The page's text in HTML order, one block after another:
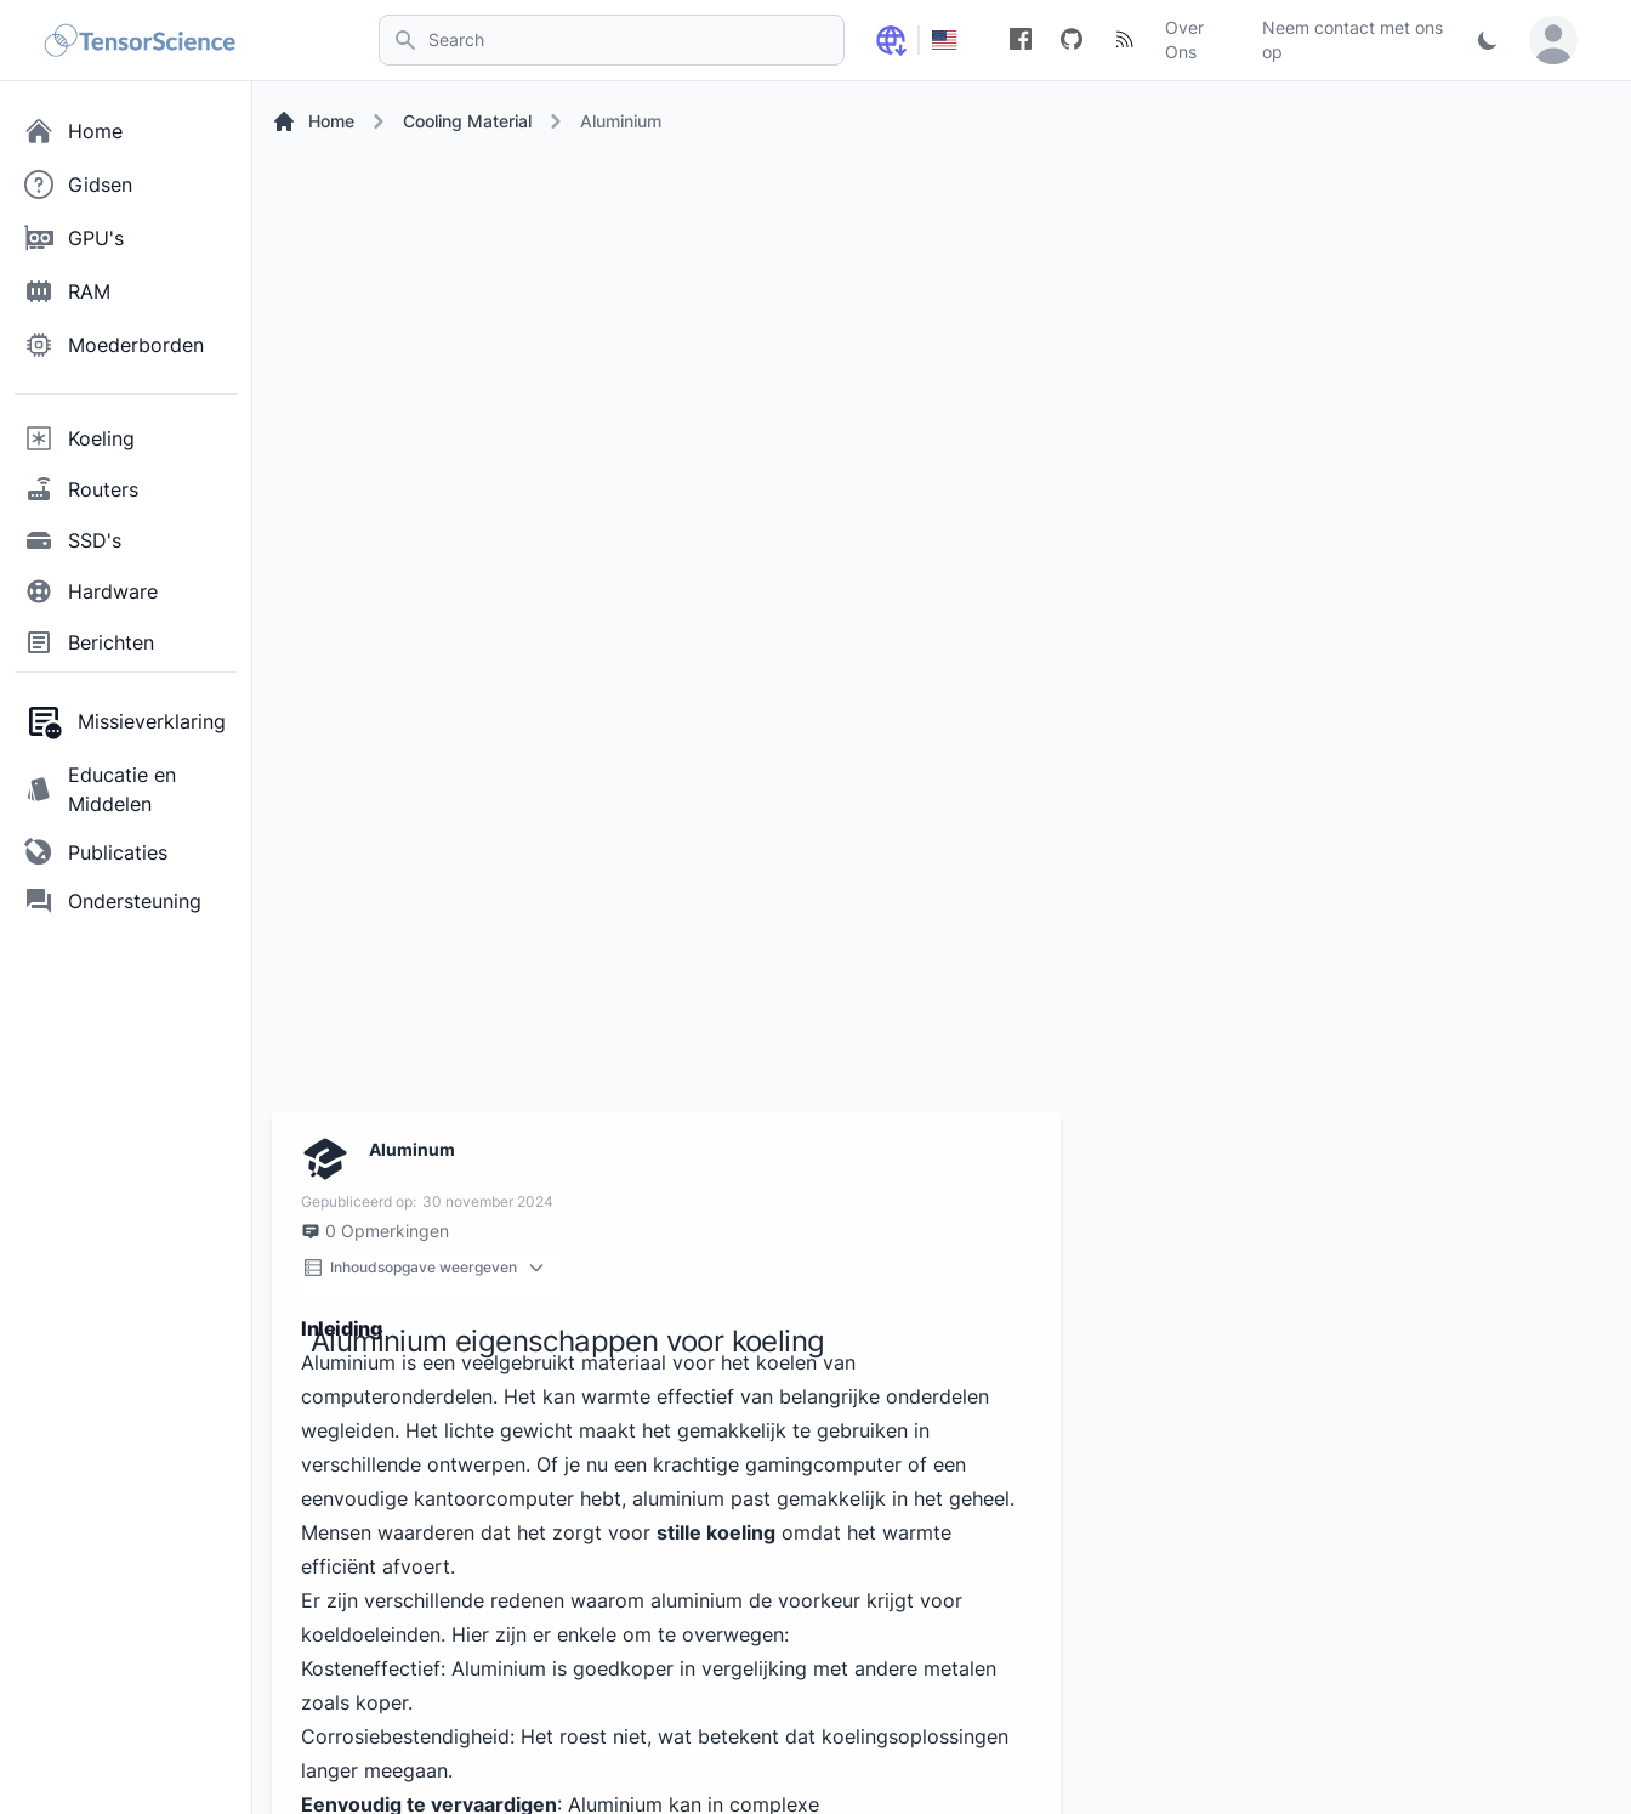
Search
Over
Ons
Neem contact met ons
op
Sign in /
Home
Gidsen
GPU's
RAM
Moederborden
Koeling
Routers
SSD's
Hardware
Berichten
Missieverklaring
Educatie en
Middelen
Publicaties
Ondersteuning
Home Cooling Material Aluminium
Aluminum
Gepubliceerd op: 30 november 2024
0 Opmerkingen
Inhoudsopgave weergeven
Inleiding
Aluminium eigenschappen voor koeling
Aluminium is een veelgebruikt materiaal voor het koelen van
computeronderdelen. Het kan warmte effectief van belangrijke onderdelen
wegleiden. Het lichte gewicht maakt het gemakkelijk te gebruiken in
verschillende ontwerpen. Of je nu een krachtige gamingcomputer of een
eenvoudige kantoorcomputer hebt, aluminium past gemakkelijk in het geheel.
Mensen waarderen dat het zorgt voor stille koeling omdat het warmte
efficiënt afvoert.
Er zijn verschillende redenen waarom aluminium de voorkeur krijgt voor
koeldoeleinden. Hier zijn er enkele om te overwegen:
Kosteneffectief: Aluminium is goedkoper in vergelijking met andere metalen
zoals koper.
Corrosiebestendigheid: Het roest niet, wat betekent dat koelingsoplossingen
langer meegaan.
Eenvoudig te vervaardigen: Aluminium kan in complexe